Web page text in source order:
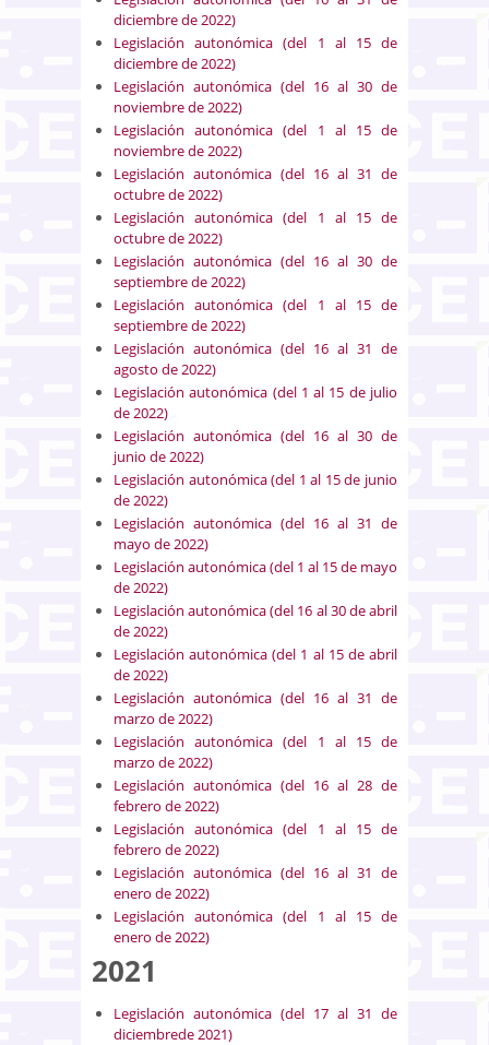
diciembre de 2022)
Legislación autonómica (del 1 al 15 de
diciembre de 2022)
Legislación autonómica (del 16 al 30 de
noviembre de 2022)
Legislación autonómica (del 1 al 15 de
noviembre de 2022)
Legislación autonómica (del 16 al 31 de
octubre de 2022)
Legislación autonómica (del 1 al 15 de
octubre de 2022)
Legislación autonómica (del 16 al 30 de
septiembre de 2022)
Legislación autonómica (del 1 al 15 de
septiembre de 2022)
Legislación autonómica (del 16 al 31 de
agosto de 2022)
Legislación autonómica (del 1 al 15 de julio
de 2022)
Legislación autonómica (del 16 al 30 de
junio de 2022)
Legislación autonómica (del 1 al 15 de junio
de 2022)
Legislación autonómica (del 16 al 31 de
mayo de 2022)
Legislación autonómica (del 1 al 15 de mayo
de 2022)
Legislación autonómica (del 16 al 30 de abril
de 2022)
Legislación autonómica (del 1 al 15 de abril
de 2022)
Legislación autonómica (del 16 al 31 de
marzo de 2022)
Legislación autonómica (del 1 al 15 de
marzo de 2022)
Legislación autonómica (del 16 al 28 de
febrero de 2022)
Legislación autonómica (del 1 al 15 de
febrero de 2022)
Legislación autonómica (del 16 al 31 de
enero de 2022)
Legislación autonómica (del 1 al 15 de
enero de 2022)
2021
Legislación autonómica (del 17 al 31 de
diciembrede 2021)